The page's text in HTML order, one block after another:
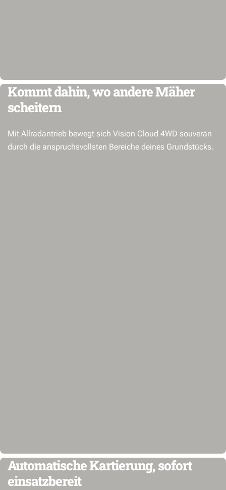
Kommt dahin, wo andere Mäher
scheitern
Mit Allradantrieb bewegt sich Vision Cloud 4WD souverän
durch die anspruchsvollsten Bereiche deines Grundstücks.
Automatische Kartierung, sofort
einsatzbereit